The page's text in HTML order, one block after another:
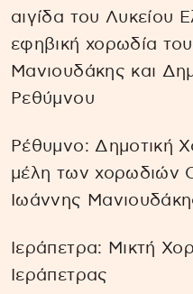
αιγίδα του Λυκείου
εφηβική χορωδία
Μανιουδάκης και
Ρεθύμνου
Ρέθυμνο: Δημοτική
μέλη των χορωδιών
Ιωάννης
Ιεράπετρα: Μικτή
Ιεράπετρας